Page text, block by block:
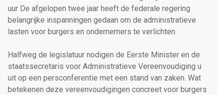
uur De afgelopen twee jaar heeft de federale regering
belangrijke inspanningen gedaan om de administratieve
lasten voor burgers en ondernemers te verlichten.
Halfweg de legislatuur nodigen de Eerste Minister en de
staatssecretaris voor Administratieve Vereenvoudiging u
uit op een persconferentie met een stand van zaken. Wat
betekenen deze vereenvoudigingen concreet voor burgers